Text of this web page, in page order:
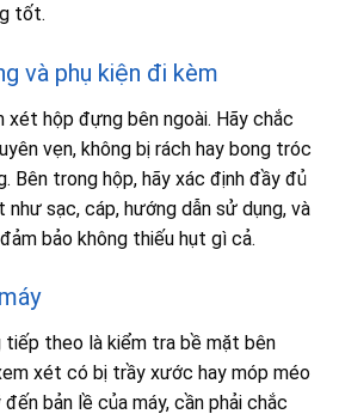
tốt.
và phụ kiện đi kèm
xét hộp đựng bên ngoài. Hãy chắc
vẹn, không bị rách hay bong tróc
Bên trong hộp, hãy xác định đầy đủ
sạc, cáp, hướng dẫn sử dụng, và
bảo không thiếu hụt gì cả.
theo là kiểm tra bề mặt bên
xét có bị trầy xước hay móp méo
bản lề của máy, cần phải chắc